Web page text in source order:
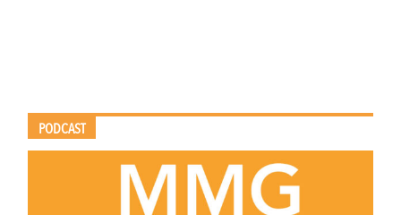
PODCAST